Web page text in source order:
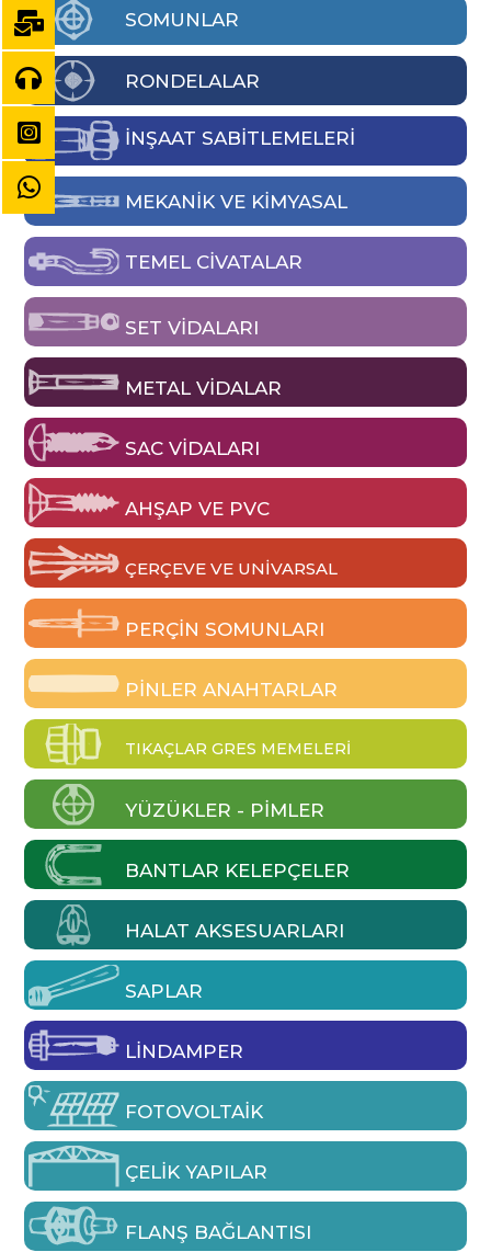
SOMUNLAR
RONDELALAR
İNŞAAT SABİTLEMELERİ
MEKANIK VE KIMYASAL
TEMEL CIVATALAR
SET VIDALARI
METAL VIDALAR
SAC VIDALARI
AHŞAP VE PVC
ÇERÇEVE VE UNIVARSAL
PERÇIN SOMUNLARI
PINLER ANAHTARLAR
TIKAÇLAR GRES MEMELERI
YÜZÜKLER - PIMLER
BANTLAR KELEPÇELER
HALAT AKSESUARLARI
SAPLAR
LINDAMPER
FOTOVOLTAIK
ÇELIK YAPILAR
FLANŞ BAĞLANTISI